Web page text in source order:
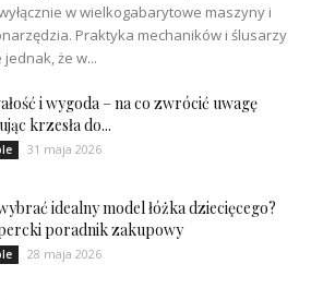
w wielkogabarytowe maszyny i
Praktyka mechaników i ślusarzy
że w...
i wygoda – na co zwrócić uwagę
krzesła do...
31 maja 2026
idealny model łóżka dziecięcego?
poradnik zakupowy
28 maja 2026